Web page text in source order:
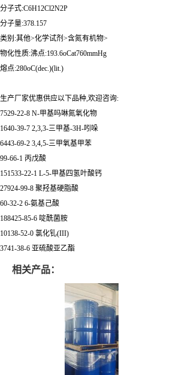
分子式:C6H12Cl2N2P
分子量:378.157
类别:其他>化学试剂>含氮有机物>
物化性质:沸点:193.6oCat760mmHg
熔点:280oC(dec.)(lit.)
生产厂家优惠供应以下品种,欢迎咨询:
7529-22-8 N-甲基吗啉氮氧化物
1640-39-7 2,3,3-三甲基-3H-吲哚
6443-69-2 3,4,5-三甲氧基甲苯
99-66-1 丙戊酸
151533-22-1 L-5-甲基四氢叶酸钙
27924-99-8 聚羟基硬脂酸
60-32-2 6-氨基己酸
188425-85-6 啶酰菌胺
10138-52-0 氯化钆(III)
3741-38-6 亚硫酸亚乙酯
相关产品：